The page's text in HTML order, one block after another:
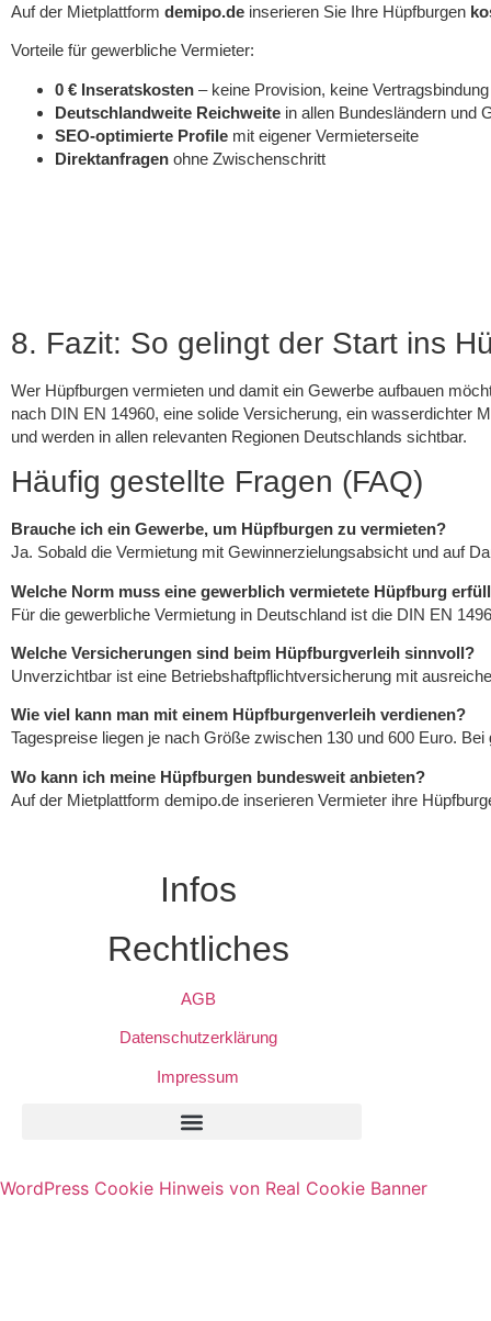
Auf der Mietplattform demipo.de inserieren Sie Ihre Hüpfburgen
Vorteile für gewerbliche Vermieter:
0 € Inseratskosten – keine Provision, keine Vertragsbindung
Deutschlandweite Reichweite in allen Bundesländern und
SEO-optimierte Profile mit eigener Vermieterseite
Direktanfragen ohne Zwischenschritt
8. Fazit: So gelingt der Start ins
Wer Hüpfburgen vermieten und damit ein Gewerbe aufbauen
nach DIN EN 14960, eine solide Versicherung, ein wasserdichter
und werden in allen relevanten Regionen Deutschlands sichtbar.
Häufig gestellte Fragen (FAQ)
Brauche ich ein Gewerbe, um Hüpfburgen zu vermieten?
Ja. Sobald die Vermietung mit Gewinnerzielungsabsicht und auf
Welche Norm muss eine gewerblich vermietete Hüpfburg
Für die gewerbliche Vermietung in Deutschland ist die DIN EN
Welche Versicherungen sind beim Hüpfburgverleih sinnvoll?
Unverzichtbar ist eine Betriebshaftpflichtversicherung mit
Wie viel kann man mit einem Hüpfburgenverleih verdienen?
Tagespreise liegen je nach Größe zwischen 130 und 600 Euro.
Wo kann ich meine Hüpfburgen bundesweit anbieten?
Auf der Mietplattform demipo.de inserieren Vermieter ihre
Infos
Rechtliches
AGB
Datenschutzerklärung
Impressum
WordPress Cookie Hinweis von Real Cookie Banner